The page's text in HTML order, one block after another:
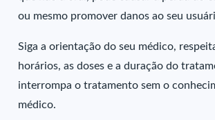
ou mesmo promover danos ao seu
Siga a orientação do seu médico,
horários, as doses e a duração do
interrompa o tratamento sem o
médico.